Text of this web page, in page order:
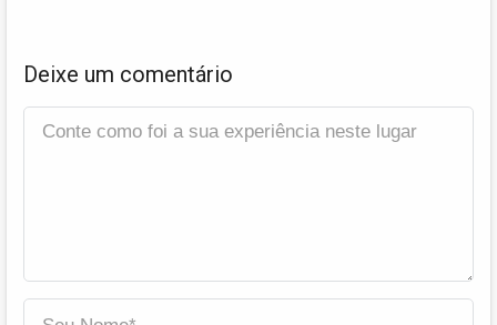
Deixe um comentário